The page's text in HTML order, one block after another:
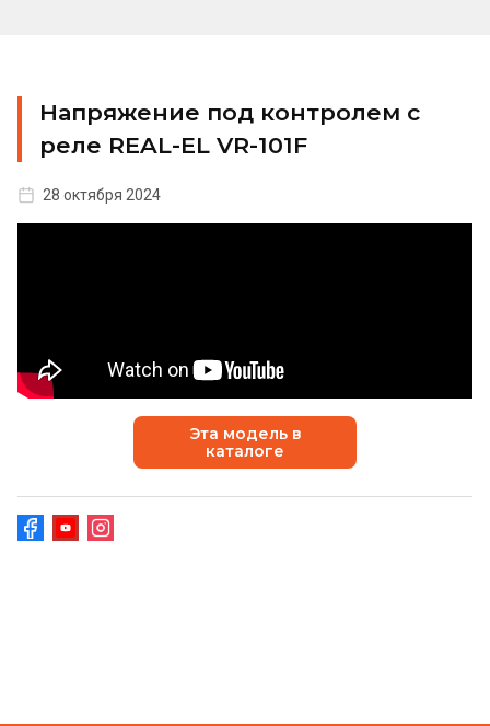
Напряжение под контролем с
реле REAL-EL VR-101F
28 октября 2024
Эта модель в
каталоге